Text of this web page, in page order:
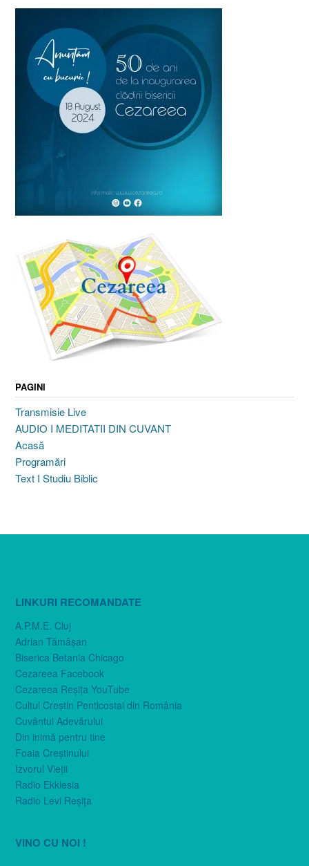
PAGINI
Transmisie Live
AUDIO I MEDITATII DIN CUVANT
Acasă
Programări
Text I Studiu Biblic
LINKURI RECOMANDATE
A.P.M.E. Cluj
Adrian Tămăşan
Biserica Betania Chicago
Cezareea Facebook
Cezareea Reşiţa YouTube
Cultul Creştin Penticostal din România
Cuvântul Adevărului
Din inimă pentru tine
Foaia Creştinului
Izvorul Vieţii
Radio Ekklesia
Radio Levi Reşiţa
VINO CU NOI !